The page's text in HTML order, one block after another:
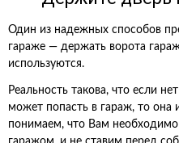
Один из надежных способов
гараже — держать ворота
используются.
Реальность такова, что если
может попасть в гараж, то она
понимаем, что Вам необходимо